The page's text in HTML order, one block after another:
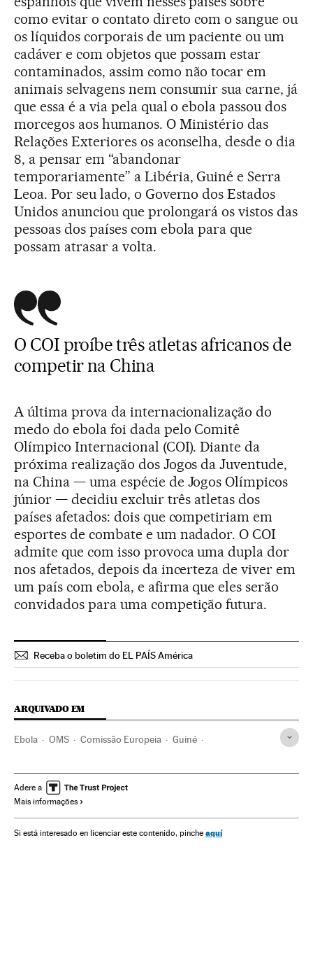
como evitar o contato direto com o sangue ou
os líquidos corporais de um paciente ou um
cadáver e com objetos que possam estar
contaminados, assim como não tocar em
animais selvagens nem consumir sua carne, já
que essa é a via pela qual o ebola passou dos
morcegos aos humanos. O Ministério das
Relações Exteriores os aconselha, desde o dia
8, a pensar em “abandonar
temporariamente” a Libéria, Guiné e Serra
Leoa. Por seu lado, o Governo dos Estados
Unidos anunciou que prolongará os vistos das
pessoas dos países com ebola para que
possam atrasar a volta.
O COI proíbe três atletas africanos de
competir na China
A última prova da internacionalização do
medo do ebola foi dada pelo Comitê
Olímpico Internacional (COI). Diante da
próxima realização dos Jogos da Juventude,
na China — uma espécie de Jogos Olímpicos
júnior — decidiu excluir três atletas dos
países afetados: dois que competiriam em
esportes de combate e um nadador. O COI
admite que com isso provoca uma dupla dor
nos afetados, depois da incerteza de viver em
um país com ebola, e afirma que eles serão
convidados para uma competição futura.
Receba o boletim do EL PAÍS América
ARQUIVADO EM
Ebola OMS Comissão Europeia Guiné
Cooperação e desenvolvimento
Crise humanitária
África subsaariana ONU Saúde pública Desastres
Adere a
Mais informações
Si está interesado en licenciar este contenido, pinche aquí